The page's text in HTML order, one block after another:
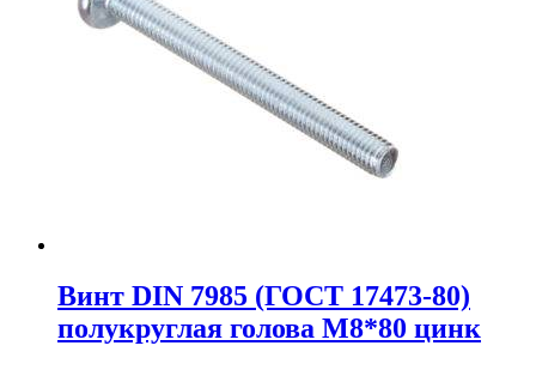
Винт DIN 7985 (ГОСТ 17473-80)
полукруглая голова М8*80 цинк